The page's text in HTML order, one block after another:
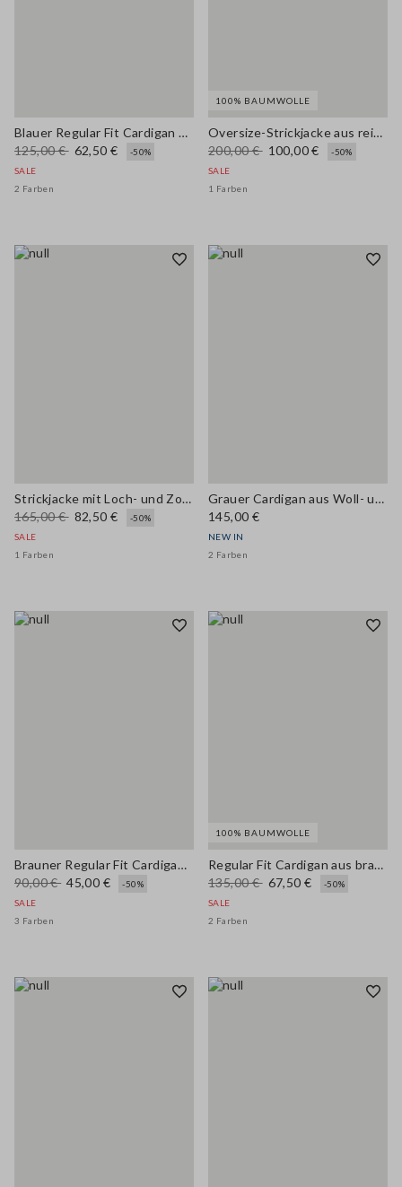
Blauer Regular Fit Cardigan aus Baumwollmischung mit Taschen
125,00 € 62,50 €
-50%
SALE
2 Farben
100% BAUMWOLLE
Oversize-Strickjacke aus reinem Baumwollstoff mit Schalkragen
200,00 € 100,00 €
-50%
SALE
1 Farben
Strickjacke mit Loch- und Zopfmuster
165,00 € 82,50 €
-50%
SALE
1 Farben
Grauer Cardigan aus Woll- und Kaschmirmix mit Rundhalsausschnitt, Regular Fit
145,00 €
NEW IN
2 Farben
Brauner Regular Fit Cardigan aus Woll-Baumwollmischung
90,00 € 45,00 €
-50%
SALE
3 Farben
100% BAUMWOLLE
Regular Fit Cardigan aus brauner Baumwolle mit Knöpfen
135,00 € 67,50 €
-50%
SALE
2 Farben